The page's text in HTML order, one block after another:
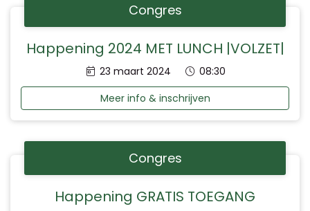
Congres
Happening 2024 MET LUNCH |VOLZET|
Datum:
23 maart 2024 Tijd:
08:30
Meer info & inschrijven
Congres
Happening GRATIS TOEGANG